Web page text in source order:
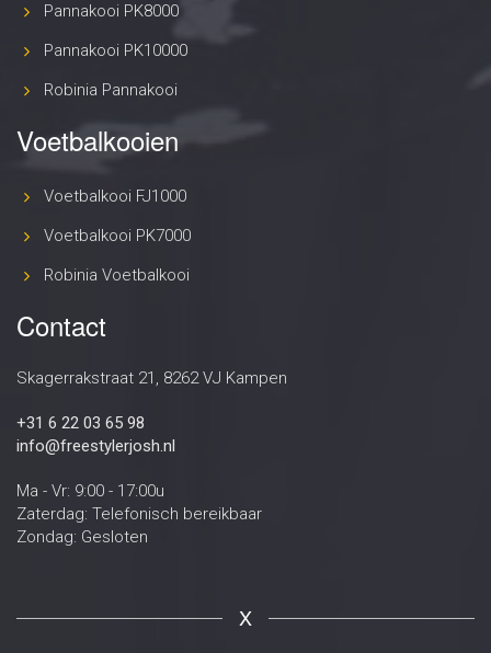
Pannakooi PK8000
Pannakooi PK10000
Robinia Pannakooi
Voetbalkooien
Voetbalkooi FJ1000
Voetbalkooi PK7000
Robinia Voetbalkooi
Contact
Skagerrakstraat 21, 8262 VJ Kampen
+31 6 22 03 65 98
info@freestylerjosh.nl
Ma - Vr: 9:00 - 17:00u
Zaterdag: Telefonisch bereikbaar
Zondag: Gesloten
X